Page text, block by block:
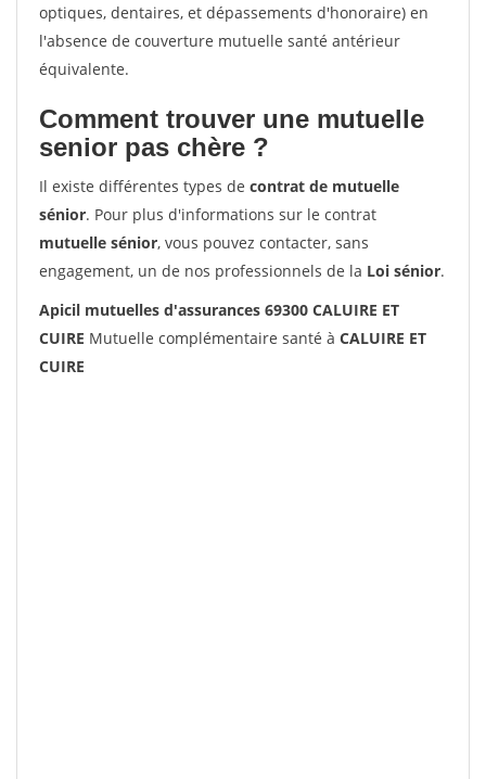
optiques, dentaires, et dépassements d'honoraire) en
l'absence de couverture mutuelle santé antérieur
équivalente.
Comment trouver une mutuelle
senior pas chère ?
Il existe différentes types de contrat de mutuelle
sénior. Pour plus d'informations sur le contrat
mutuelle sénior, vous pouvez contacter, sans
engagement, un de nos professionnels de la Loi sénior.
Apicil mutuelles d'assurances 69300 CALUIRE ET
CUIRE Mutuelle complémentaire santé à CALUIRE ET
CUIRE